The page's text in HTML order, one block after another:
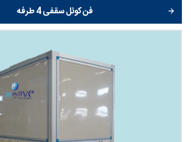
فن کوئل سقفی 4 طرفه